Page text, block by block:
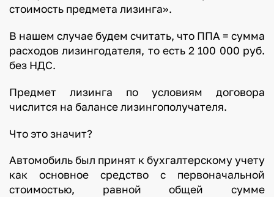
стоимость предмета лизинга».
В нашем случае будем считать, что ППА = сумма
расходов лизингодателя, то есть 2 100 000 руб.
без НДС.
Предмет лизинга по условиям договора
числится на балансе лизингополучателя.
Что это значит?
Автомобиль был принят к бухгалтерскому учету
как основное средство с первоначальной
стоимостью, равной общей сумме